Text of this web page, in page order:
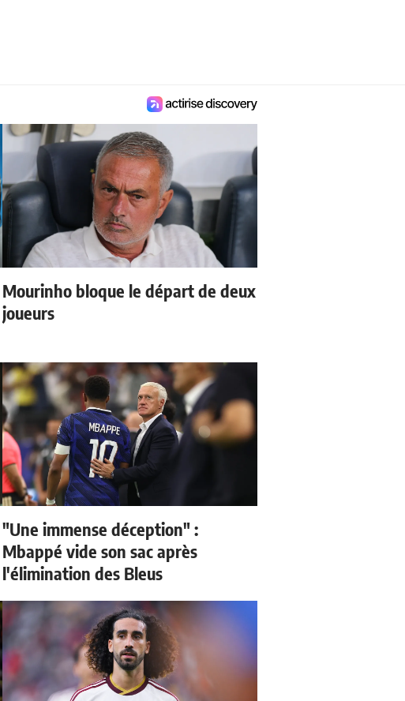
Mourinho bloque le départ de deux
joueurs
"Une immense déception" :
Mbappé vide son sac après
l'élimination des Bleus